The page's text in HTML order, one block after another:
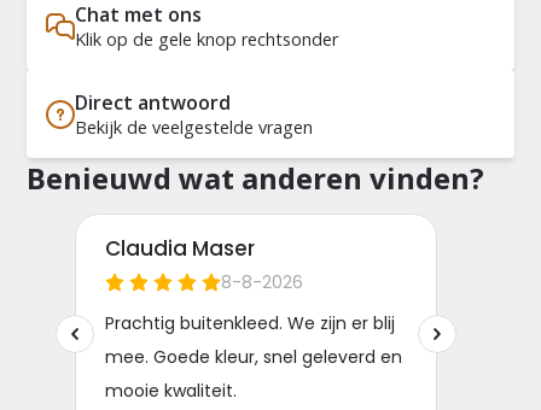
Chat met ons
Klik op de gele knop rechtsonder
Direct antwoord
Bekijk de veelgestelde vragen
Benieuwd wat anderen vinden?